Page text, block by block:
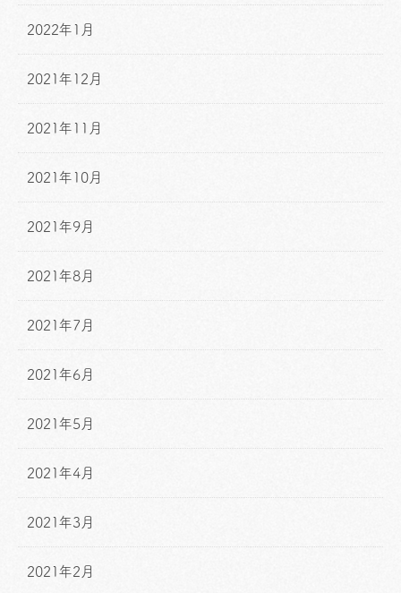
2022年1月
2021年12月
2021年11月
2021年10月
2021年9月
2021年8月
2021年7月
2021年6月
2021年5月
2021年4月
2021年3月
2021年2月